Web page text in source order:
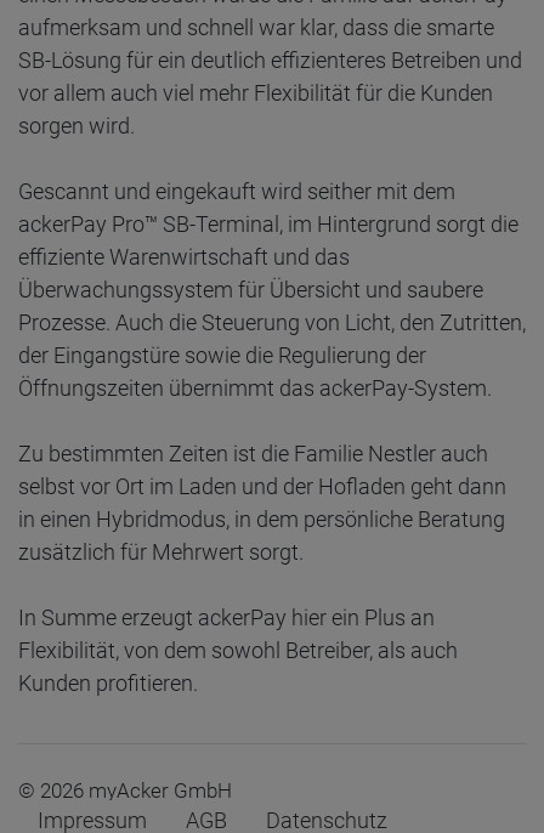
aufmerksam und schnell war klar, dass die smarte
SB-Lösung für ein deutlich effizienteres Betreiben und
vor allem auch viel mehr Flexibilität für die Kunden
sorgen wird.
Gescannt und eingekauft wird seither mit dem
ackerPay Pro™ SB-Terminal, im Hintergrund sorgt die
effiziente Warenwirtschaft und das
Überwachungssystem für Übersicht und saubere
Prozesse. Auch die Steuerung von Licht, den Zutritten,
der Eingangstüre sowie die Regulierung der
Öffnungszeiten übernimmt das ackerPay-System.
Zu bestimmten Zeiten ist die Familie Nestler auch
selbst vor Ort im Laden und der Hofladen geht dann
in einen Hybridmodus, in dem persönliche Beratung
zusätzlich für Mehrwert sorgt.
In Summe erzeugt ackerPay hier ein Plus an
Flexibilität, von dem sowohl Betreiber, als auch
Kunden profitieren.
© 2026 myAcker GmbH
Impressum AGB Datenschutz